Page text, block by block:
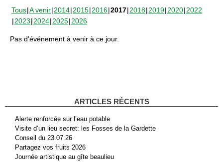
Tous A venir 2014 2015 2016 2017 2018 2019 2020 2022
2023 2024 2025 2026
Pas d'événement à venir à ce jour.
ARTICLES RÉCENTS
Alerte renforcée sur l’eau potable
Visite d’un lieu secret: les Fosses de la Gardette
Conseil du 23.07.26
Partagez vos fruits 2026
Journée artistique au gîte beaulieu